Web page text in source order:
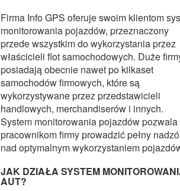
Firma Info GPS oferuje swoim klientom
monitorowania pojazdów, przeznaczony
przede wszystkim do wykorzystania przez
właścicieli flot samochodowych. Duże
posiadają obecnie nawet po kilkaset
samochodów firmowych, które są
wykorzystywane przez przedstawicieli
handlowych, merchandiserów i innych.
System monitorowania pojazdów pozwala
pracownikom firmy prowadzić pełny
nad optymalnym wykorzystaniem
JAK DZIAŁA SYSTEM
AUT?